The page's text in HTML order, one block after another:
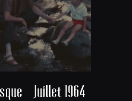
- Juillet 1964